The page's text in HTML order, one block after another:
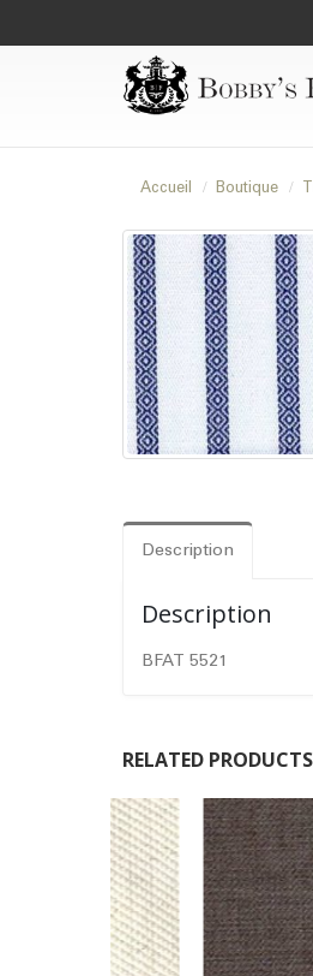
Accueil Boutique
Description
Description
BFAT 5521
RELATED PRODUCTS